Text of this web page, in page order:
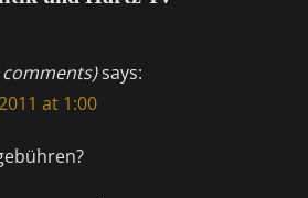
says:
at 1:00